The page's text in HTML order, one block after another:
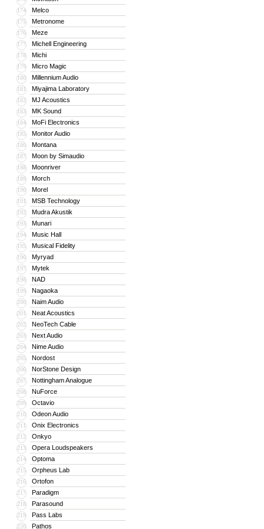
174 Melco
175 Metronome
176 Meze
177 Michell Engineering
178 Michi
179 Micro Magic
180 Millennium Audio
181 Miyajima Laboratory
182 MJ Acoustics
183 MK Sound
184 MoFi Electronics
185 Monitor Audio
186 Montana
187 Moon by Simaudio
188 Moonriver
189 Morch
190 Morel
191 MSB Technology
192 Mudra Akustik
193 Munari
194 Music Hall
195 Musical Fidelity
196 Myryad
197 Mytek
198 NAD
199 Nagaoka
200 Naim Audio
201 Neat Acoustics
202 NeoTech Cable
203 Next Audio
204 Nime Audio
205 Nordost
206 NorStone Design
207 Nottingham Analogue
208 NuForce
209 Octavio
210 Odeon Audio
211 Onix Electronics
212 Onkyo
213 Opera Loudspeakers
214 Optoma
215 Orpheus Lab
216 Ortofon
217 Paradigm
218 Parasound
219 Pass Labs
220 Pathos